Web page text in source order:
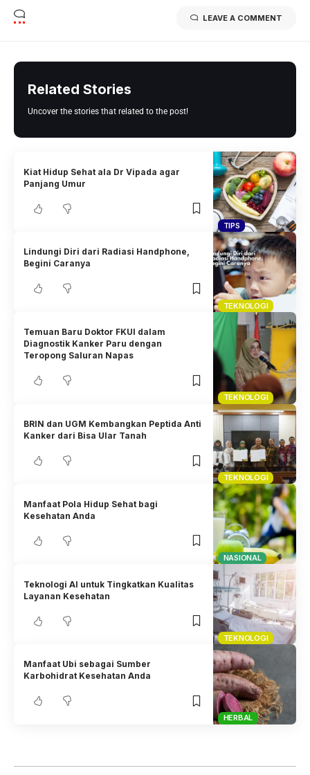
LEAVE A COMMENT
Related Stories
Uncover the stories that related to the post!
TIPS
Kiat Hidup Sehat ala Dr Vipada agar
Panjang Umur
TEKNOLOGI
Lindungi Diri dari Radiasi Handphone,
Begini Caranya
TEKNOLOGI
Temuan Baru Doktor FKUI dalam
Diagnostik Kanker Paru dengan
Teropong Saluran Napas
TEKNOLOGI
BRIN dan UGM Kembangkan Peptida Anti
Kanker dari Bisa Ular Tanah
NASIONAL
Manfaat Pola Hidup Sehat bagi
Kesehatan Anda
TEKNOLOGI
Teknologi AI untuk Tingkatkan Kualitas
Layanan Kesehatan
HERBAL
Manfaat Ubi sebagai Sumber
Karbohidrat Kesehatan Anda